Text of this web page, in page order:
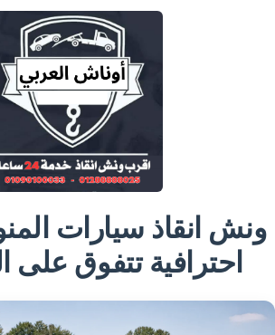
ونش انقاذ سيارات
احترافية تتفوق على